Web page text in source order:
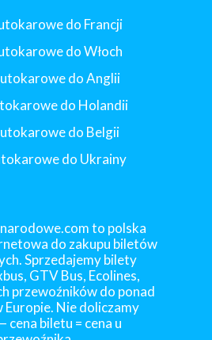
to polska
do zakupu biletów
Sprzedajemy bilety
GTV Bus, Ecolines,
przewoźników do ponad
Europie. Nie doliczamy
cena biletu = cena u
do Francji
do Włoch
do Anglii
do Holandii
do Belgii
do Ukrainy